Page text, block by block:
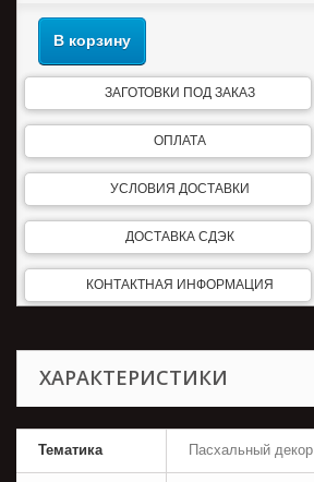
В корзину
ЗАГОТОВКИ ПОД ЗАКАЗ
ОПЛАТА
УСЛОВИЯ ДОСТАВКИ
ДОСТАВКА СДЭК
КОНТАКТНАЯ ИНФОРМАЦИЯ
ХАРАКТЕРИСТИКИ
Тематика Пасхальный декор